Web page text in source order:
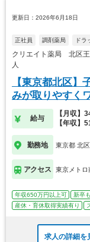
更新日：2026年6月18日
正社員 調剤薬局 ドラ
クリエイト薬局 北区
人
【東京都北区】
みが取りやすく
給与
【月収】
【年収】
勤務地 東京都 北区
アクセス 東京メトロ
年収650万円以上可 新卒
産休・育休取得実績有り
求人の詳細を